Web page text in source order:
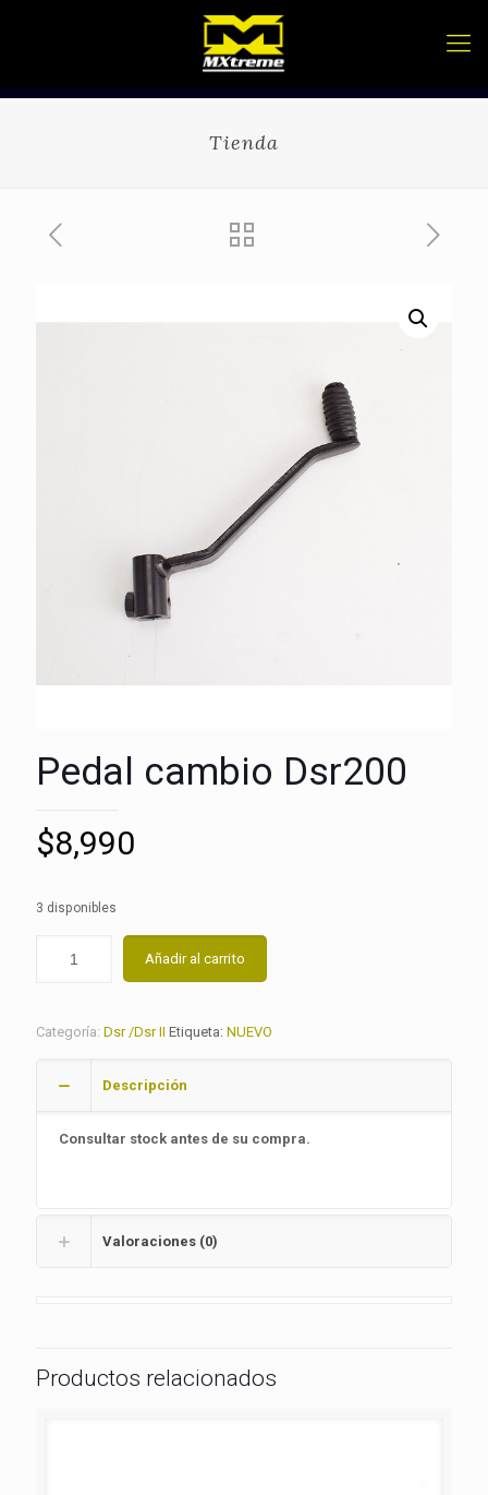
Tienda
Pedal cambio Dsr200
$8,990
3 disponibles
Añadir al carrito
Categoría: Dsr /Dsr II Etiqueta: NUEVO
Descripción
Consultar stock antes de su compra.
Valoraciones (0)
Productos relacionados